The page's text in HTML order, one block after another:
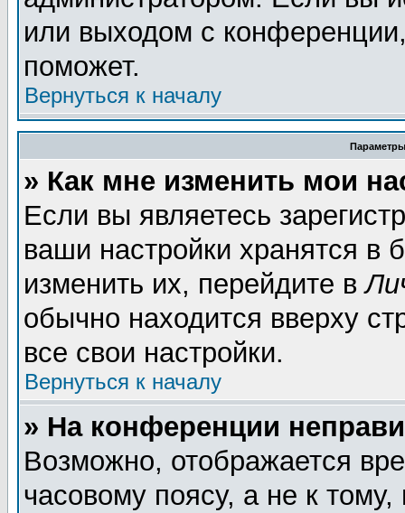
или выходом с
поможет.
Вернуться к началу
» Как мне изменить мои
Если вы являетесь
ваши настройки хранятся
изменить их, перейдите в
обычно находится вверху
все свои настройки.
Вернуться к началу
» На конференции
Возможно, отображается
часовому поясу, а не к